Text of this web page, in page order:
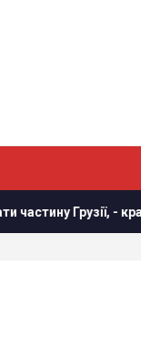
- країни НАТО